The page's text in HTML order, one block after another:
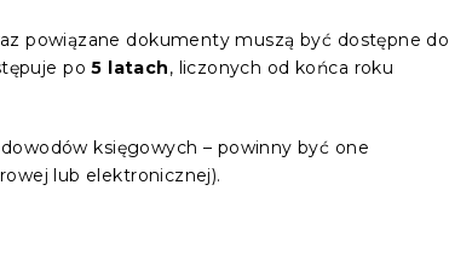
powiązane dokumenty muszą być dostępne do
po5 latach, liczonych od końca roku
księgowych – powinny być one
lub elektronicznej).